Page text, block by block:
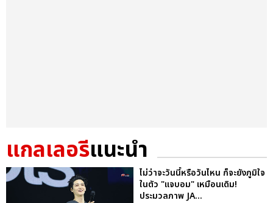
แกลเลอรีแนะนำ
ไม่ว่าจะวันนี้หรือวันไหน ก็จะยังภูมิใจ
ในตัว "แจบอม" เหมือนเดิม!
ประมวลภาพ JA...